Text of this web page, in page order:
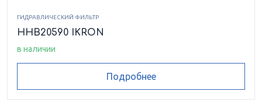
HEK0220122ASRP010VMB17B
HEK0220122FSFG006VMB35
ГИДРАВЛИЧЕСКИЙ ФИЛЬТР
HHB20590 IKRON
в наличии
Подробнее